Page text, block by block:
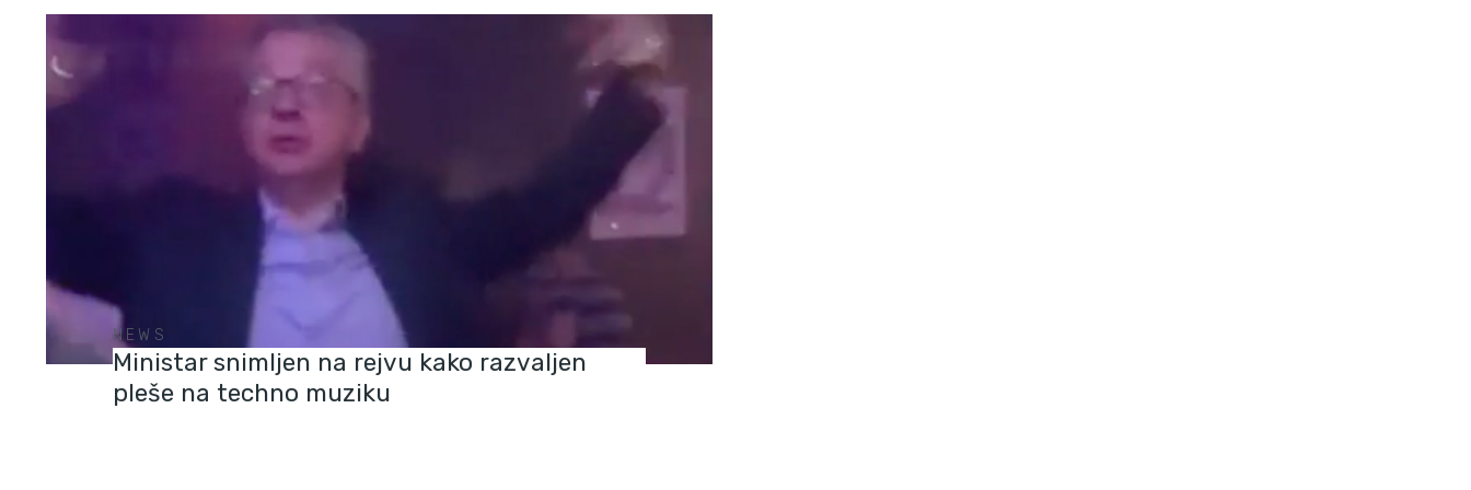
NEWS
Ministar snimljen na rejvu kako razvaljen
pleše na techno muziku